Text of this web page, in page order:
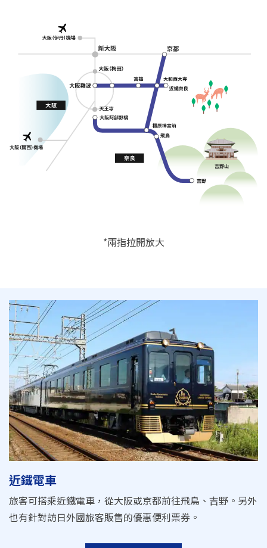
*兩指拉開放大
近鐵電車
旅客可搭乘近鐵電車，從大阪或京都前往飛鳥、吉野。另外
也有針對訪日外國旅客販售的優惠便利票券。